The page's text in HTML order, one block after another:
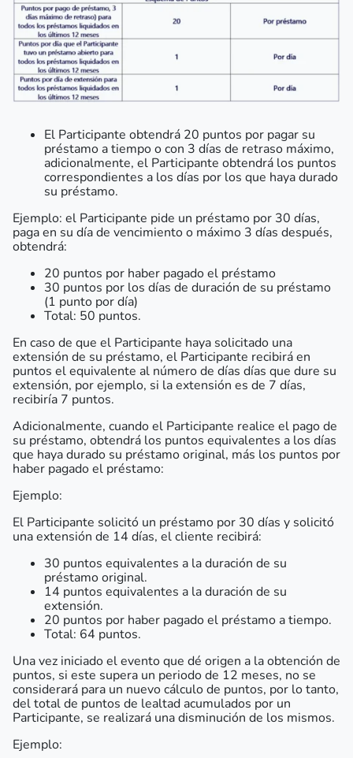
El Participante obtendrá 20 puntos por pagar su
préstamo a tiempo o con 3 días de retraso máximo,
adicionalmente, el Participante obtendrá los puntos
correspondientes a los días por los que haya durado
su préstamo.
Ejemplo: el Participante pide un préstamo por 30 días,
paga en su día de vencimiento o máximo 3 días después,
obtendrá:
20 puntos por haber pagado el préstamo
30 puntos por los días de duración de su préstamo
(1 punto por día)
Total: 50 puntos.
En caso de que el Participante haya solicitado una
extensión de su préstamo, el Participante recibirá en
puntos el equivalente al número de días días que dure su
extensión, por ejemplo, si la extensión es de 7 días,
recibiría 7 puntos.
Adicionalmente, cuando el Participante realice el pago de
su préstamo, obtendrá los puntos equivalentes a los días
que haya durado su préstamo original, más los puntos por
haber pagado el préstamo:
Ejemplo:
El Participante solicitó un préstamo por 30 días y solicitó
una extensión de 14 días, el cliente recibirá:
30 puntos equivalentes a la duración de su
préstamo original.
14 puntos equivalentes a la duración de su
extensión.
20 puntos por haber pagado el préstamo a tiempo.
Total: 64 puntos.
Una vez iniciado el evento que dé origen a la obtención de
puntos, si este supera un periodo de 12 meses, no se
considerará para un nuevo cálculo de puntos, por lo tanto,
del total de puntos de lealtad acumulados por un
Participante, se realizará una disminución de los mismos.
Ejemplo: